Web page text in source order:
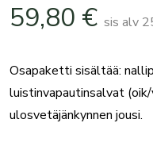
59,80 € sis alv
Osapaketti sisältää:
luistinvapautinsalvat
ulosvetäjänkynnen jousi.